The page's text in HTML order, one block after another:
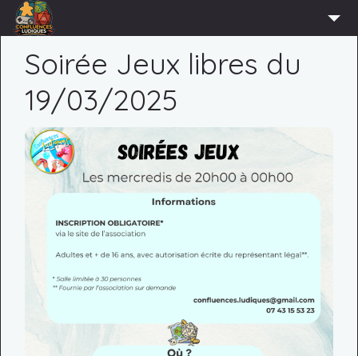
ADHÉRER
AGENDA
ACTUS
PARTENAIRES
CONTACT
Soirée Jeux libres du
19/03/2025